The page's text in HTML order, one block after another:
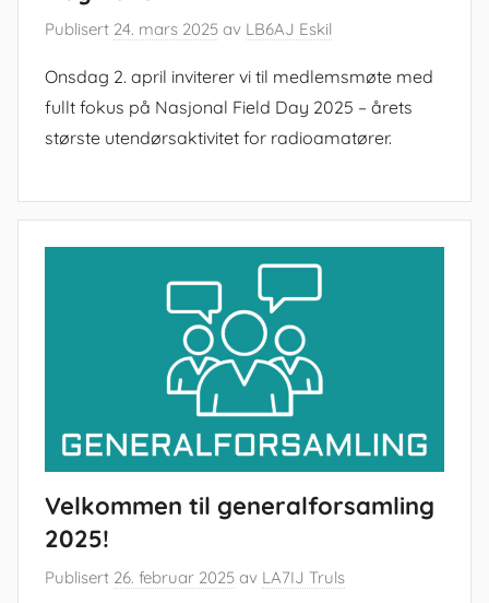
Publisert 24. mars 2025 av LB6AJ Eskil
Onsdag 2. april inviterer vi til medlemsmøte med
fullt fokus på Nasjonal Field Day 2025 – årets
største utendørsaktivitet for radioamatører.
Velkommen til generalforsamling
2025!
Publisert 26. februar 2025 av LA7IJ Truls